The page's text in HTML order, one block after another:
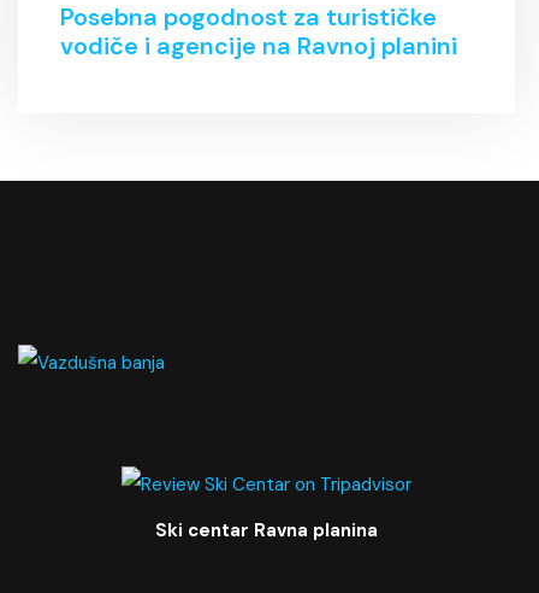
Posebna pogodnost za turističke
vodiče i agencije na Ravnoj planini
Ski centar Ravna planina